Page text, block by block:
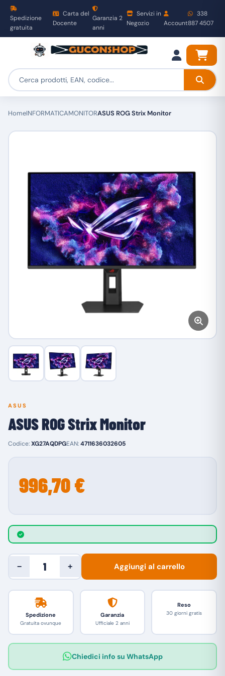
Spedizione
gratuita
Carta del
Docente
Garanzia 2
anni
Servizi in
Negozio
Account
338
887 4507
HomeINFORMATICAMONITORASUS ROG Strix Monitor
ASUS
ASUS ROG Strix Monitor
Codice:XG27AQDPGEAN:4711636032605
996,70 €
− + Aggiungi al carrello
Spedizione
Gratuita ovunque
Garanzia
Ufficiale 2 anni
Reso
30 giorni gratis
Chiedici info su WhatsApp